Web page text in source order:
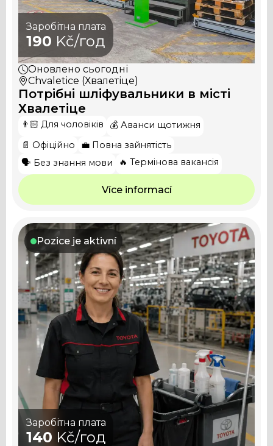
Заробітна плата
190 Kč/год
Оновлено сьогодні
Chvaletice (Хвалетіце)
Потрібні шліфувальники в місті
Хвалетіце
👨🏻 Для чоловіків
💰 Аванси щотижня
📄 Офіційно
💼 Повна зайнятість
🗣️ Без знання мови
🔥 Термінова вакансія
Více informací
Pozice je aktivní
Заробітна плата
140 Kč/год